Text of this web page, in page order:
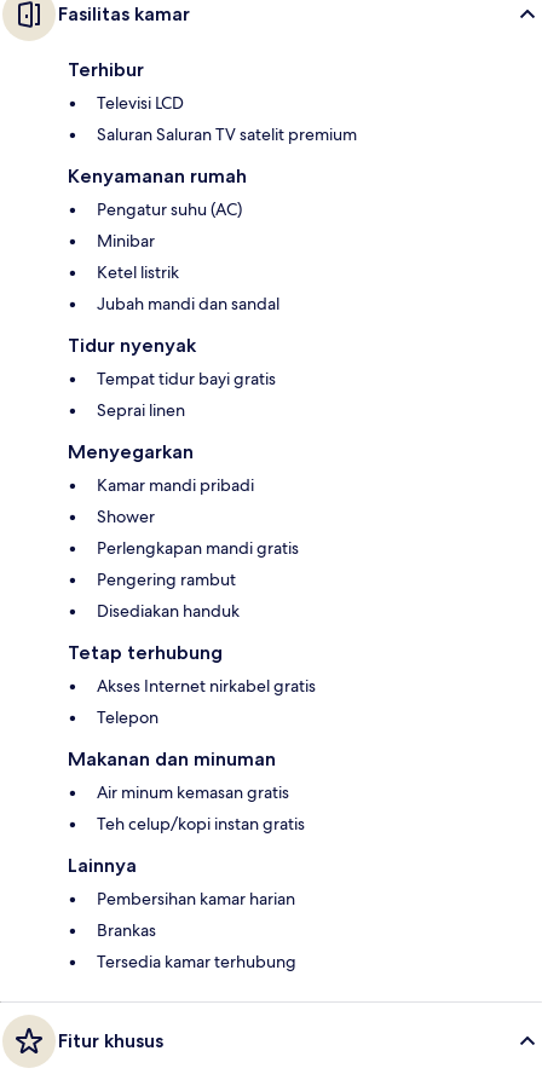
Fasilitas kamar
Terhibur
Televisi LCD
Saluran Saluran TV satelit premium
Kenyamanan rumah
Pengatur suhu (AC)
Minibar
Ketel listrik
Jubah mandi dan sandal
Tidur nyenyak
Tempat tidur bayi gratis
Seprai linen
Menyegarkan
Kamar mandi pribadi
Shower
Perlengkapan mandi gratis
Pengering rambut
Disediakan handuk
Tetap terhubung
Akses Internet nirkabel gratis
Telepon
Makanan dan minuman
Air minum kemasan gratis
Teh celup/kopi instan gratis
Lainnya
Pembersihan kamar harian
Brankas
Tersedia kamar terhubung
Fitur khusus